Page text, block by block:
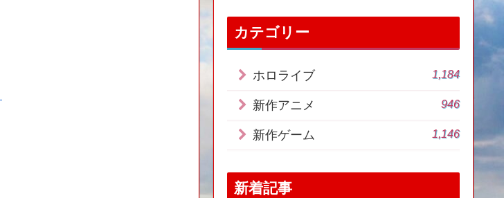
カテゴリー
ホロライブ 1,184
新作アニメ 946
新作ゲーム 1,146
新着記事